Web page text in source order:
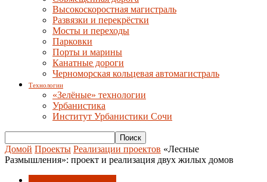
Высокоскоростная магистраль
Развязки и перекрёстки
Мосты и переходы
Парковки
Порты и марины
Канатные дороги
Черноморская кольцевая автомагистраль
Технологии
«Зелёные» технологии
Урбанистика
Институт Урбанистики Сочи
Домой Проекты Реализации проектов «Лесные
Размышления»: проект и реализация двух жилых домов